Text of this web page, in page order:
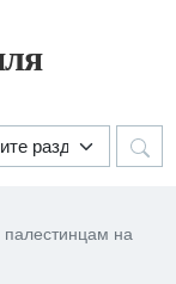
палестинцам на